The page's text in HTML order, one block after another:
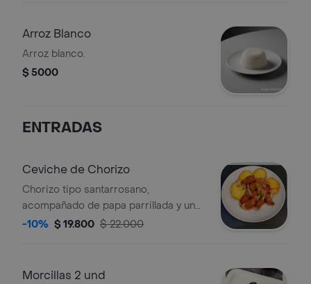
Arroz Blanco
Arroz blanco.
$ 5000
ENTRADAS
Ceviche de Chorizo
Chorizo tipo santarrosano,
acompañado de papa parrillada y una
base cítrica de cebolla tomate
-10% $ 19.800 $ 22.000
Morcillas 2 und